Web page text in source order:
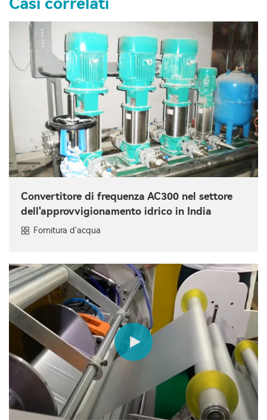
Convertitore di frequenza AC300 nel settore
dell'approvvigionamento idrico in India
Fornitura d'acqua